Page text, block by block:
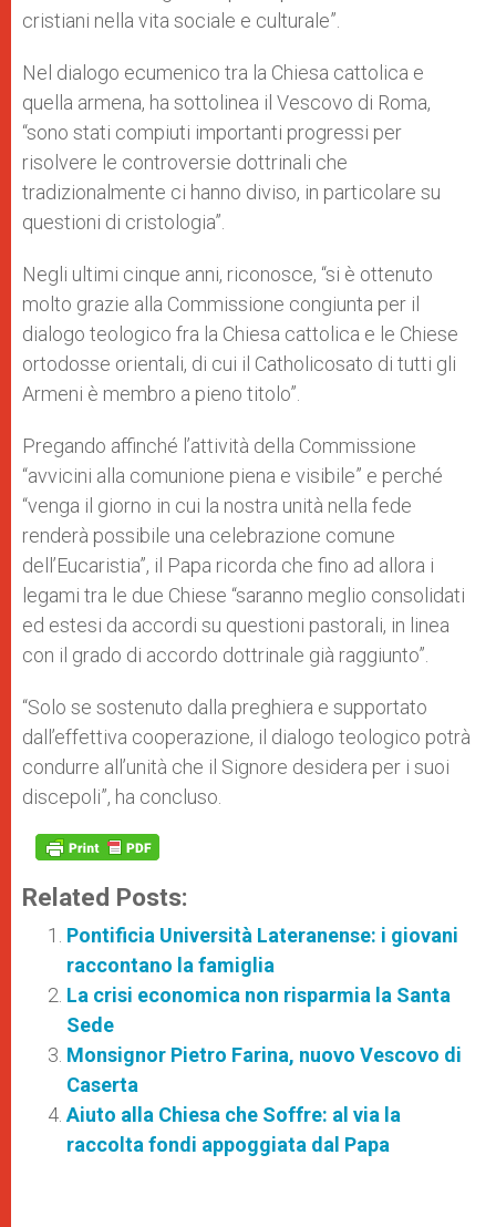
cristiani nella vita sociale e culturale”.
Nel dialogo ecumenico tra la Chiesa cattolica e
quella armena, ha sottolinea il Vescovo di Roma,
“sono stati compiuti importanti progressi per
risolvere le controversie dottrinali che
tradizionalmente ci hanno diviso, in particolare su
questioni di cristologia”.
Negli ultimi cinque anni, riconosce, “si è ottenuto
molto grazie alla Commissione congiunta per il
dialogo teologico fra la Chiesa cattolica e le Chiese
ortodosse orientali, di cui il Catholicosato di tutti gli
Armeni è membro a pieno titolo”.
Pregando affinché l’attività della Commissione
“avvicini alla comunione piena e visibile” e perché
“venga il giorno in cui la nostra unità nella fede
renderà possibile una celebrazione comune
dell’Eucaristia”, il Papa ricorda che fino ad allora i
legami tra le due Chiese “saranno meglio consolidati
ed estesi da accordi su questioni pastorali, in linea
con il grado di accordo dottrinale già raggiunto”.
“Solo se sostenuto dalla preghiera e supportato
dall’effettiva cooperazione, il dialogo teologico potrà
condurre all’unità che il Signore desidera per i suoi
discepoli”, ha concluso.
Related Posts:
Pontificia Università Lateranense: i giovani
raccontano la famiglia
La crisi economica non risparmia la Santa
Sede
Monsignor Pietro Farina, nuovo Vescovo di
Caserta
Aiuto alla Chiesa che Soffre: al via la
raccolta fondi appoggiata dal Papa